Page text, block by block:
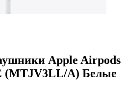
Apple Airpods
(MTJV3LL/A) Белые